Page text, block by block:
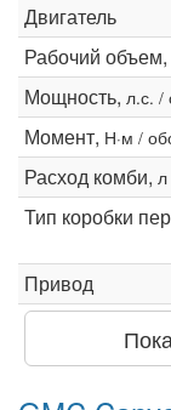
Двигатель
Рабочий объем,
Мощность, л.с. /
Момент, Н·м /
Расход комби,
Тип коробки
Привод